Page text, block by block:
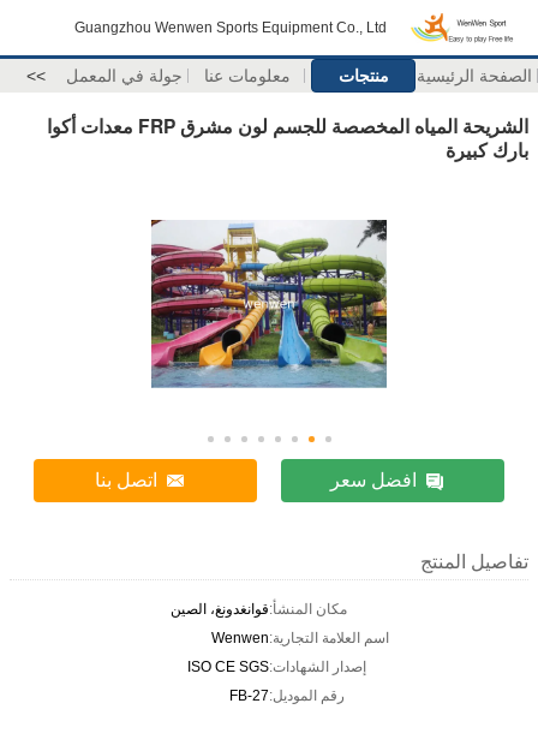
Guangzhou Wenwen Sports Equipment Co., Ltd
الصفحة الرئيسية منتجات معلومات عنا جولة في المعمل >>
الشريحة المياه المخصصة للجسم لون مشرق FRP معدات أكوا
بارك كبيرة
افضل سعر اتصل بنا
تفاصيل المنتج
مكان المنشأ:قوانغدونغ، الصين
اسم العلامة التجارية:Wenwen
إصدار الشهادات:ISO CE SGS
رقم الموديل:FB-27